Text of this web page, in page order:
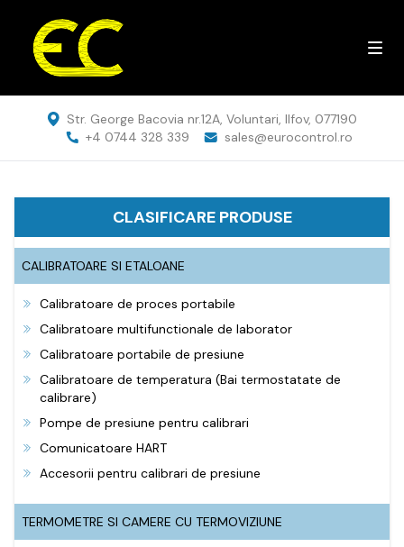
Str. George Bacovia nr.12A, Voluntari, Ilfov, 077190
+4 0744 328 339
sales@eurocontrol.ro
CLASIFICARE PRODUSE
CALIBRATOARE SI ETALOANE
Calibratoare de proces portabile
Calibratoare multifunctionale de laborator
Calibratoare portabile de presiune
Calibratoare de temperatura (Bai termostatate de
calibrare)
Pompe de presiune pentru calibrari
Comunicatoare HART
Accesorii pentru calibrari de presiune
TERMOMETRE SI CAMERE CU TERMOVIZIUNE